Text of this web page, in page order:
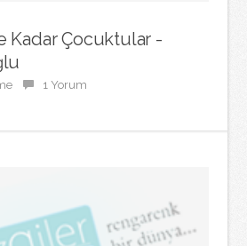
Kadar Çocuktular -
1 Yorum